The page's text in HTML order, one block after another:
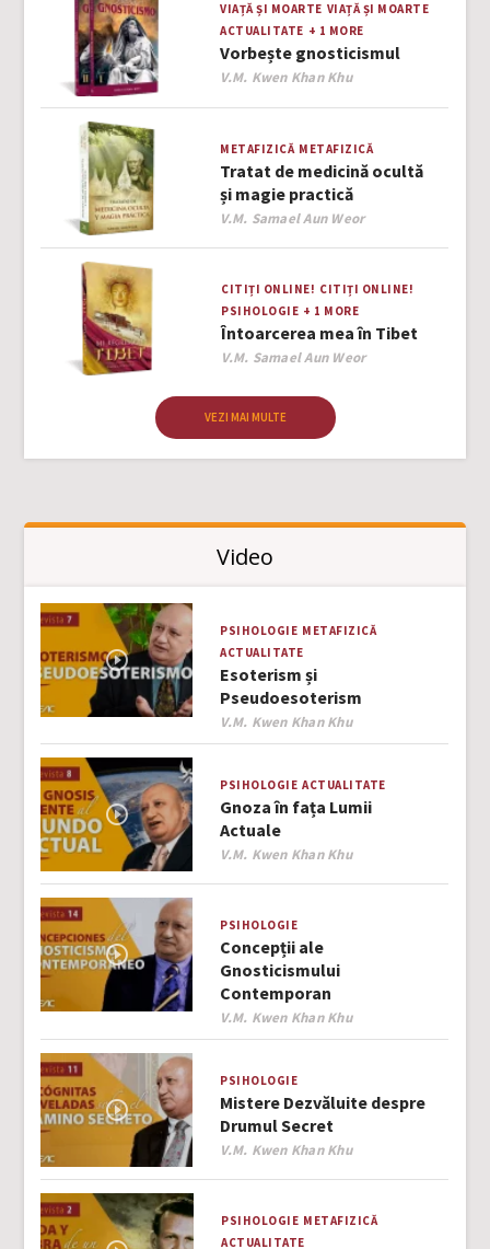
VIAȚĂ ȘI MOARTE VIAȚĂ ȘI MOARTE
ACTUALITATE + 1 MORE
Vorbește gnosticismul
Author
V.M. Kwen Khan Khu
METAFIZICĂ METAFIZICĂ
Tratat de medicină ocultă
și magie practică
Author
V.M. Samael Aun Weor
CITIȚI ONLINE! CITIȚI ONLINE!
PSIHOLOGIE + 1 MORE
Întoarcerea mea în Tibet
Author
V.M. Samael Aun Weor
VEZI MAI MULTE
Video
PSIHOLOGIE METAFIZICĂ
ACTUALITATE
Esoterism și
Pseudoesoterism
Author
V.M. Kwen Khan Khu
PSIHOLOGIE ACTUALITATE
Gnoza în fața Lumii
Actuale
Author
V.M. Kwen Khan Khu
PSIHOLOGIE
Concepții ale
Gnosticismului
Contemporan
Author
V.M. Kwen Khan Khu
PSIHOLOGIE
Mistere Dezvăluite despre
Drumul Secret
Author
V.M. Kwen Khan Khu
PSIHOLOGIE METAFIZICĂ
ACTUALITATE